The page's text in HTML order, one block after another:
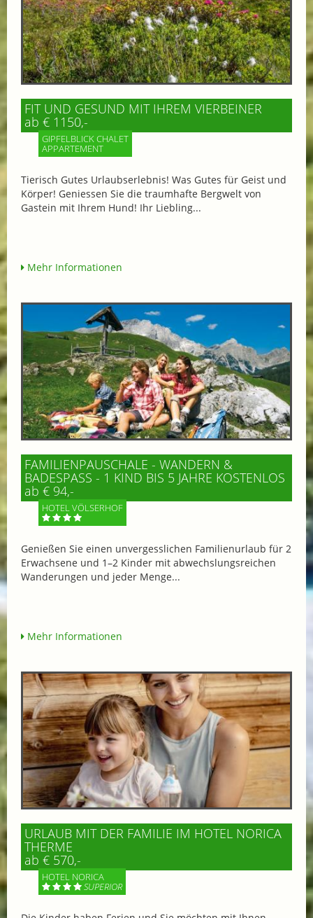
FIT UND GESUND MIT IHREM VIERBEINER
ab € 1150,-
GIPFELBLICK CHALET
APPARTEMENT
Tierisch Gutes Urlaubserlebnis! Was Gutes für Geist und
Körper! Geniessen Sie die traumhafte Bergwelt von
Gastein mit Ihrem Hund! Ihr Liebling...
Mehr Informationen
FAMILIENPAUSCHALE - WANDERN &
BADESPASS - 1 KIND BIS 5 JAHRE KOSTENLOS
ab € 94,-
HOTEL VÖLSERHOF
Genießen Sie einen unvergesslichen Familienurlaub für 2
Erwachsene und 1–2 Kinder mit abwechslungsreichen
Wanderungen und jeder Menge...
Mehr Informationen
URLAUB MIT DER FAMILIE IM HOTEL NORICA
THERME
ab € 570,-
HOTEL NORICA
SUPERIOR